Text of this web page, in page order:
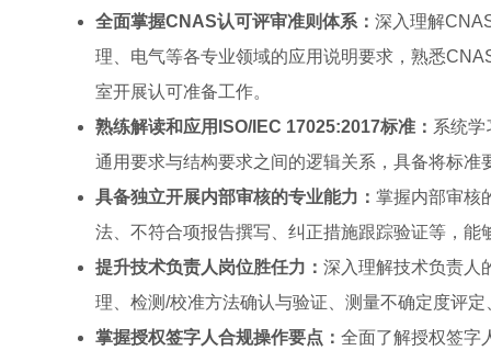
全面掌握CNAS认可评审准则体系： 深入理解
理、电气等各专业领域的应用说明要求，熟悉
室开展认可准备工作。
熟练解读和应用ISO/IEC 17025:2017标准： 系统学
通用要求与结构要求之间的逻辑关系，具备将标
具备独立开展内部审核的专业能力： 掌握内部审核
法、不符合项报告撰写、纠正措施跟踪验证等，
提升技术负责人岗位胜任力： 深入理解技术负责人
理、检测/校准方法确认与验证、测量不确定度评
掌握授权签字人合规操作要点： 全面了解授权签字